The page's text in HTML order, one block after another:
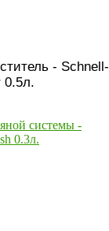
- Schnell-
0.5л.